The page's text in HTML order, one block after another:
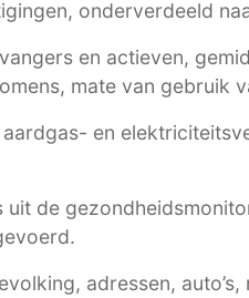
onderverdeeld
en actieven,
mate van gebruik
en
uit de
adressen,